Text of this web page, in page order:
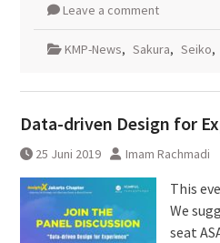
Leave a comment
KMP-News, Sakura, Seiko,
Data-driven Design for
25 Juni 2019 Imam Rachmadi
This
We
seat